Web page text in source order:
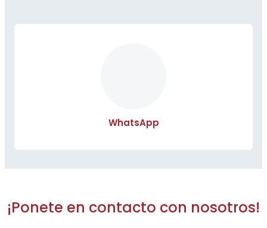
WhatsApp
¡Ponete en contacto con nosotros!